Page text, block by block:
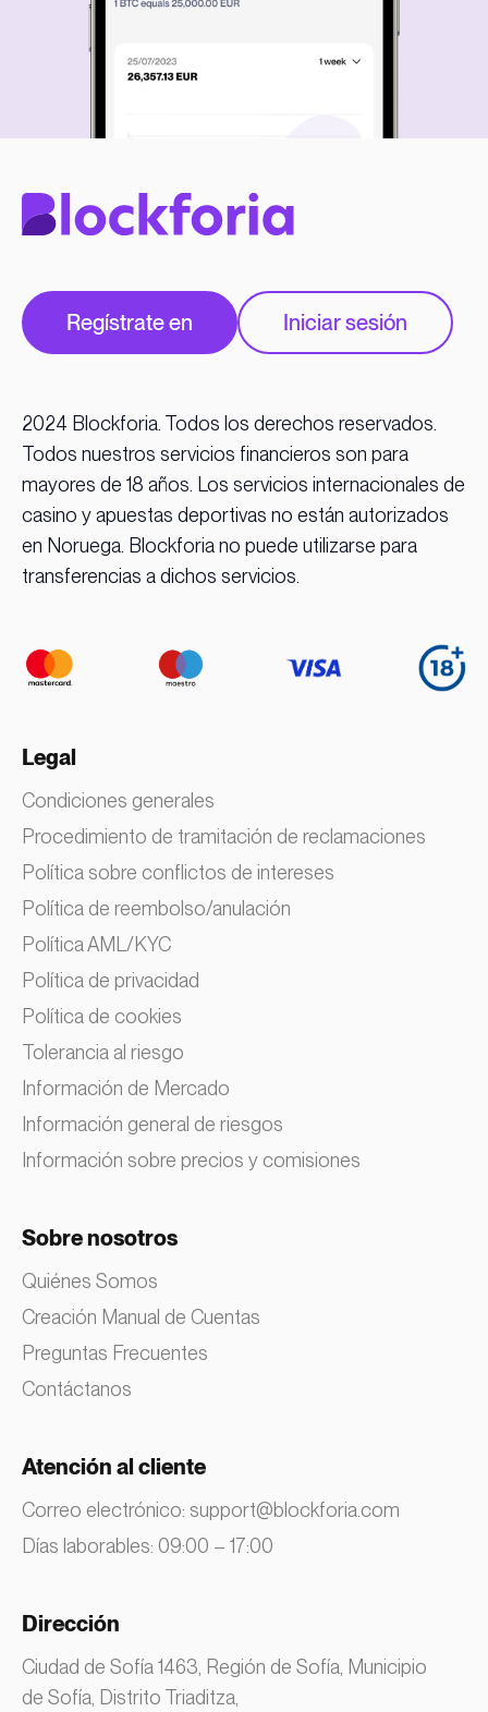
Regístrate en Iniciar sesión
2024 Blockforia. Todos los derechos reservados.
Todos nuestros servicios financieros son para
mayores de 18 años. Los servicios internacionales de
casino y apuestas deportivas no están autorizados
en Noruega. Blockforia no puede utilizarse para
transferencias a dichos servicios.
Legal
Condiciones generales
Procedimiento de tramitación de reclamaciones
Política sobre conflictos de intereses
Política de reembolso/anulación
Política AML/KYC
Política de privacidad
Política de cookies
Tolerancia al riesgo
Información de Mercado
Información general de riesgos
Información sobre precios y comisiones
Sobre nosotros
Quiénes Somos
Creación Manual de Cuentas
Preguntas Frecuentes
Contáctanos
Atención al cliente
Correo electrónico: support@blockforia.com
Días laborables: 09:00 – 17:00
Dirección
Ciudad de Sofía 1463, Región de Sofía, Municipio
de Sofía, Distrito Triaditza,